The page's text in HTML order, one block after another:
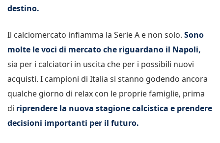
destino.
Il calciomercato infiamma la Serie A e non solo. Sono
molte le voci di mercato che riguardano il Napoli,
sia per i calciatori in uscita che per i possibili nuovi
acquisti. I campioni di Italia si stanno godendo ancora
qualche giorno di relax con le proprie famiglie, prima
di riprendere la nuova stagione calcistica e prendere
decisioni importanti per il futuro.